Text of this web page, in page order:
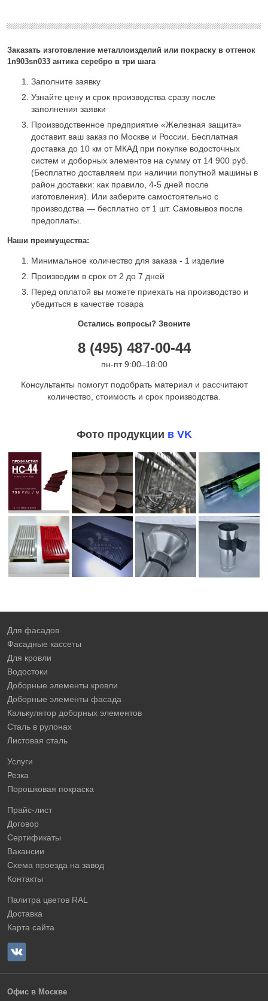
Заказать изготовление металлоизделий или покраску в оттенок
1n903sn033 антика серебро в три шага
Заполните заявку
Узнайте цену и срок производства сразу после
заполнения заявки
Производственное предприятие «Железная защита»
доставит ваш заказ по Москве и России. Бесплатная
доставка до 10 км от МКАД при покупке водосточных
систем и доборных элементов на сумму от 14 900 руб.
(Бесплатно доставляем при наличии попутной машины в
район доставки: как правило, 4-5 дней после
изготовления). Или заберите самостоятельно с
производства — бесплатно от 1 шт. Самовывоз после
предоплаты.
Наши преимущества:
Минимальное количество для заказа - 1 изделие
Производим в срок от 2 до 7 дней
Перед оплатой вы можете приехать на производство и
убедиться в качестве товара
Остались вопросы? Звоните
8 (495) 487-00-44
пн-пт 9:00–18:00
Консультанты помогут подобрать материал и рассчитают
количество, стоимость и срок производства.
Фото продукции в VK
Для фасадов
Фасадные кассеты
Для кровли
Водостоки
Доборные элементы кровли
Доборные элементы фасада
Калькулятор доборных элементов
Сталь в рулонах
Листовая сталь
Услуги
Резка
Порошковая покраска
Прайс-лист
Договор
Сертификаты
Вакансии
Схема проезда на завод
Контакты
Палитра цветов RAL
Доставка
Карта сайта
Офис в Москве